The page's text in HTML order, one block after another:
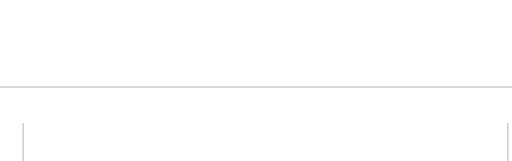
כמעט הצלחתי לתפוס את
כמו הקריירה שלו לאחר שנות